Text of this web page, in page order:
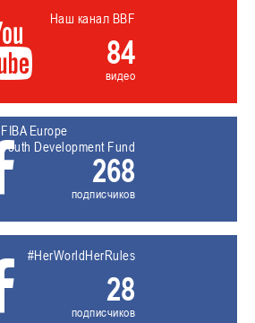
Наш канал BBF
84
видео
FIBA Europe
Youth Development Fund
268
подписчиков
#HerWorldHerRules
28
подписчиков